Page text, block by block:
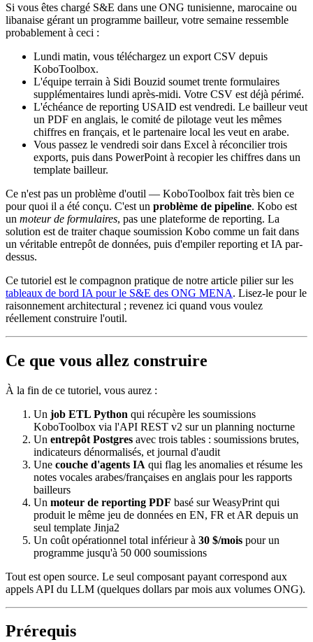
Si vous êtes chargé S&E dans une ONG tunisienne, marocaine ou
libanaise gérant un programme bailleur, votre semaine ressemble
probablement à ceci :
Lundi matin, vous téléchargez un export CSV depuis
KoboToolbox.
L'équipe terrain à Sidi Bouzid soumet trente formulaires
supplémentaires lundi après-midi. Votre CSV est déjà périmé.
L'échéance de reporting USAID est vendredi. Le bailleur veut
un PDF en anglais, le comité de pilotage veut les mêmes
chiffres en français, et le partenaire local les veut en arabe.
Vous passez le vendredi soir dans Excel à réconcilier trois
exports, puis dans PowerPoint à recopier les chiffres dans un
template bailleur.
Ce n'est pas un problème d'outil — KoboToolbox fait très bien ce
pour quoi il a été conçu. C'est un problème de pipeline. Kobo est
un moteur de formulaires, pas une plateforme de reporting. La
solution est de traiter chaque soumission Kobo comme un fait dans
un véritable entrepôt de données, puis d'empiler reporting et IA par-
dessus.
Ce tutoriel est le compagnon pratique de notre article pilier sur les
tableaux de bord IA pour le S&E des ONG MENA. Lisez-le pour le
raisonnement architectural ; revenez ici quand vous voulez
réellement construire l'outil.
Ce que vous allez construire
À la fin de ce tutoriel, vous aurez :
Un job ETL Python qui récupère les soumissions
KoboToolbox via l'API REST v2 sur un planning nocturne
Un entrepôt Postgres avec trois tables : soumissions brutes,
indicateurs dénormalisés, et journal d'audit
Une couche d'agents IA qui flag les anomalies et résume les
notes vocales arabes/françaises en anglais pour les rapports
bailleurs
Un moteur de reporting PDF basé sur WeasyPrint qui
produit le même jeu de données en EN, FR et AR depuis un
seul template Jinja2
Un coût opérationnel total inférieur à 30 $/mois pour un
programme jusqu'à 50 000 soumissions
Tout est open source. Le seul composant payant correspond aux
appels API du LLM (quelques dollars par mois aux volumes ONG).
Prérequis